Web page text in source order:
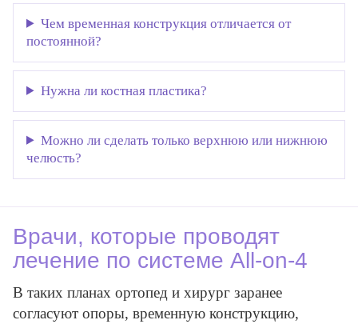
Чем временная конструкция отличается от
постоянной?
Нужна ли костная пластика?
Можно ли сделать только верхнюю или нижнюю
челюсть?
Врачи, которые проводят
лечение по системе All-on-4
В таких планах ортопед и хирург заранее
согласуют опоры, временную конструкцию,